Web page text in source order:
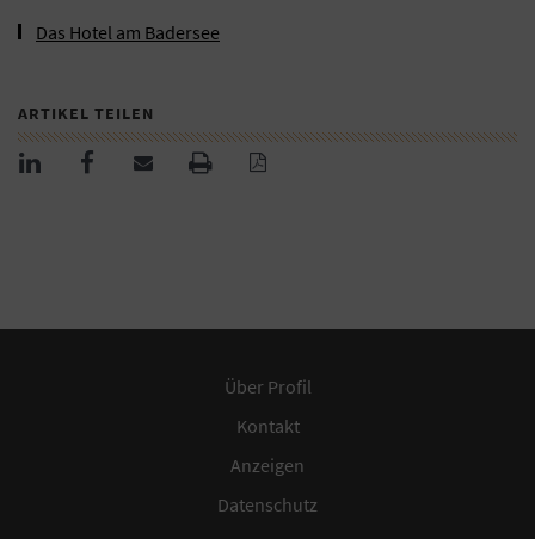
Das Hotel am Badersee
ARTIKEL TEILEN
Über Profil
Kontakt
Anzeigen
Datenschutz